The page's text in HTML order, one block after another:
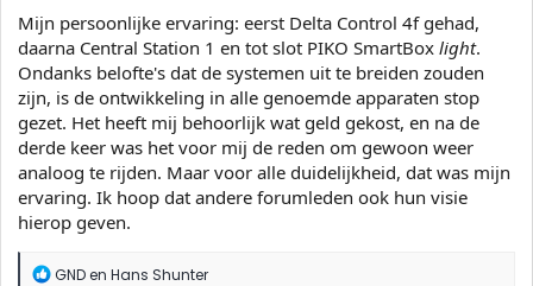
Mijn persoonlijke ervaring: eerst Delta Control 4f gehad,
daarna Central Station 1 en tot slot PIKO SmartBox light.
Ondanks belofte's dat de systemen uit te breiden zouden
zijn, is de ontwikkeling in alle genoemde apparaten stop
gezet. Het heeft mij behoorlijk wat geld gekost, en na de
derde keer was het voor mij de reden om gewoon weer
analoog te rijden. Maar voor alle duidelijkheid, dat was mijn
ervaring. Ik hoop dat andere forumleden ook hun visie
hierop geven.
W
GNDen Hans Shunter